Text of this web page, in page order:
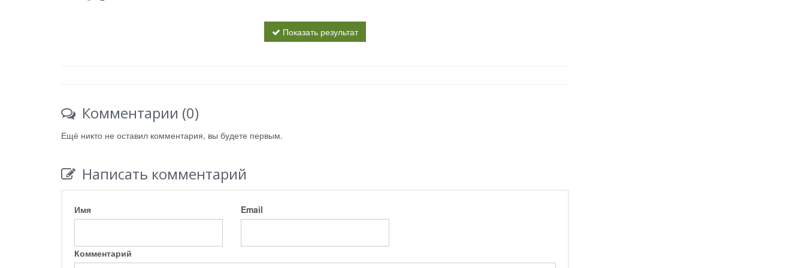
Показать результат
Комментарии (0)
Ещё никто не оставил комментария, вы будете первым.
Написать комментарий
Имя Email
Комментарий